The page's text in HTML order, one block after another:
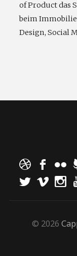
of Product das
beim
Design, Social
© 2026